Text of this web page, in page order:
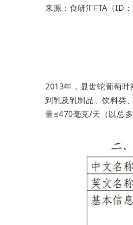
来源：食研汇FTA（ID：
2013年，显齿蛇葡萄
到乳及乳制品、饮料类
量≤470毫克/天（以总